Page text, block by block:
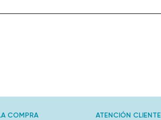
COMPRA ATENCIÓN CLIENTE